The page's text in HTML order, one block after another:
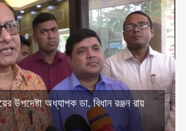
উপদেষ্টা অধ্যাপক ডা. বিধান রঞ্জন রায়